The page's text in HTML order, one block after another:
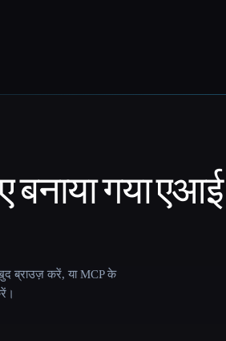
बनाया गया
ब्राउज़ करें, या MCP के